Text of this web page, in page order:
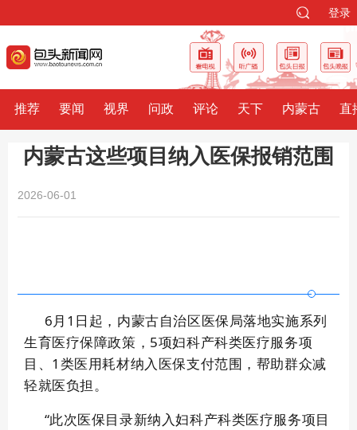
登录
推荐 要闻 视界 问政 评论 天下 内蒙古 直
内蒙古这些项目纳入医保报销范围
2026-06-01
6月1日起，内蒙古自治区医保局落地实施系列
生育医疗保障政策，5项妇科产科类医疗服务项
目、1类医用耗材纳入医保支付范围，帮助群众减
轻就医负担。
“此次医保目录新纳入妇科产科类医疗服务项目